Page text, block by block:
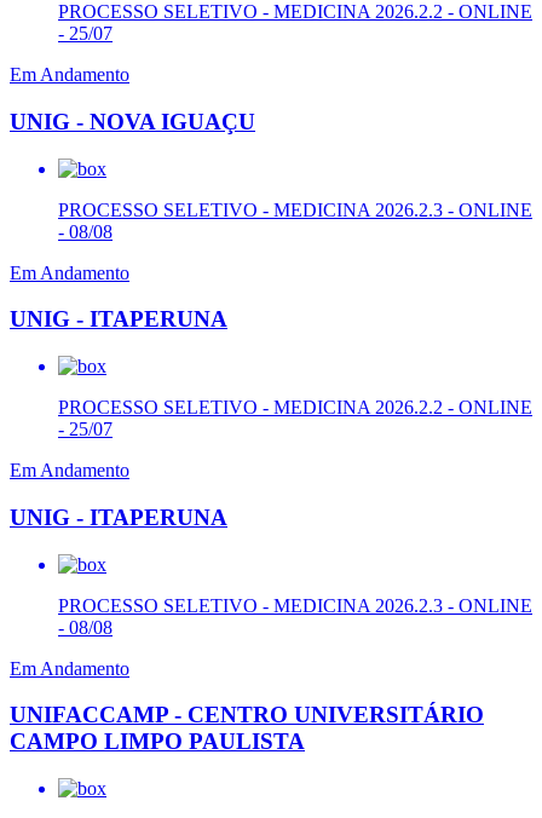
PROCESSO SELETIVO - MEDICINA 2026.2.2 - ONLINE
- 25/07
Em Andamento
UNIG - NOVA IGUAÇU
PROCESSO SELETIVO - MEDICINA 2026.2.3 - ONLINE
- 08/08
Em Andamento
UNIG - ITAPERUNA
PROCESSO SELETIVO - MEDICINA 2026.2.2 - ONLINE
- 25/07
Em Andamento
UNIG - ITAPERUNA
PROCESSO SELETIVO - MEDICINA 2026.2.3 - ONLINE
- 08/08
Em Andamento
UNIFACCAMP - CENTRO UNIVERSITÁRIO
CAMPO LIMPO PAULISTA